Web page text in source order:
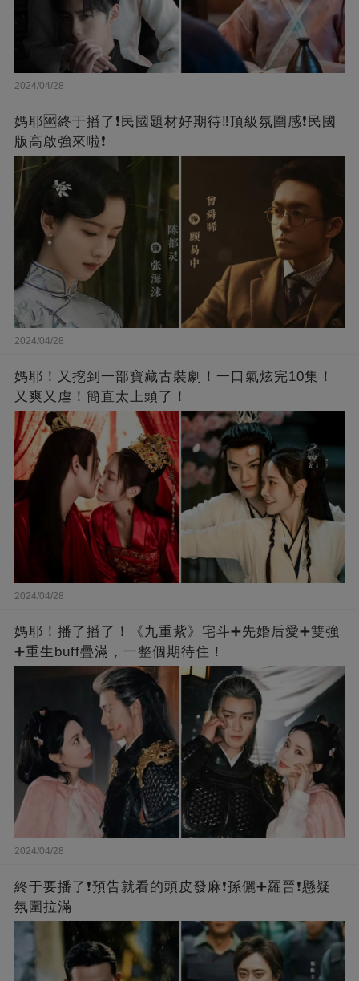
2024/04/28
媽耶🆘終于播了❗️民國題材好期待‼️頂級氛圍感❗️民國
版高啟強來啦❗
2024/04/28
媽耶！又挖到一部寶藏古裝劇！一口氣炫完10集！
又爽又虐！簡直太上頭了！
2024/04/28
媽耶！播了播了！《九重紫》宅斗➕先婚后愛➕雙強
➕重生buff疊滿，一整個期待住！
2024/04/28
終于要播了❗️預告就看的頭皮發麻❗️孫儷➕羅晉❗懸疑
氛圍拉滿